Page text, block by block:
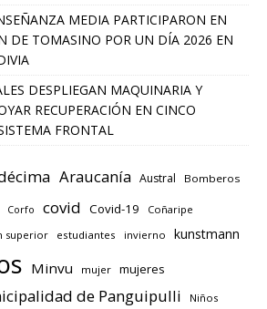
MEDIA PARTICIPARON EN
DE TOMASINO POR UN DÍA 2026 EN
DESPLIEGAN MAQUINARIA Y
RECUPERACIÓN EN CINCO
FRONTAL
Araucanía Austral Bomberos
Corfo covid Covid-19 Coñaripe
superior estudiantes invierno kunstmann
Minvu mujer mujeres
de Panguipulli Niños